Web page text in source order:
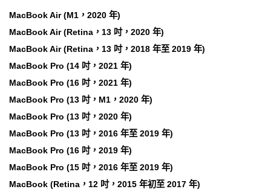
MacBook Air (M1，2020 年)
MacBook Air (Retina，13 吋，2020 年)
MacBook Air (Retina，13 吋，2018 年至 2019 年)
MacBook Pro (14 吋，2021 年)
MacBook Pro (16 吋，2021 年)
MacBook Pro (13 吋，M1，2020 年)
MacBook Pro (13 吋，2020 年)
MacBook Pro (13 吋，2016 年至 2019 年)
MacBook Pro (16 吋，2019 年)
MacBook Pro (15 吋，2016 年至 2019 年)
MacBook (Retina，12 吋，2015 年初至 2017 年)